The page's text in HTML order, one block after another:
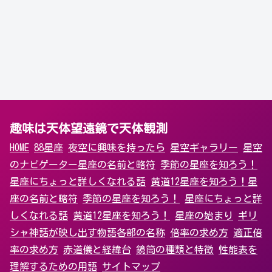
趣味は天体望遠鏡で天体観測
HOME 88星座 夜空に興味を持ったら 星空ギャラリー 星空
のナビゲーター星座の名前と略符 季節の星座を知ろう！
星座にちょっと詳しくなれる話 黄道12星座を知ろう！ 星
座の名前と略符 季節の星座を知ろう！
星座にちょっと詳
しくなれる話 黄道12星座を知ろう！ 星座の始まり
ギリ
シャ神話が映し出す物語各部の名称 倍率の求め方 適正倍
率の求め方 赤道儀と経緯台 鏡筒の種類と特徴 性能表を
理解するための用語 サイトマップ